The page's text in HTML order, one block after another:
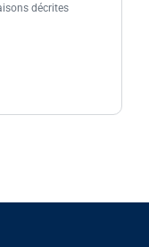
décrites